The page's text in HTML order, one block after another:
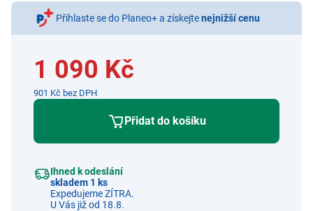
Přihlaste se do Planeo+ a získejtenejnižší cenu
1 090 Kč
901 Kč bez DPH
Přidat do košíku
Ihned k odeslání
skladem 1 ks
Expedujeme ZÍTRA.
U Vás již od 18.8.